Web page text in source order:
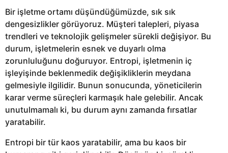
Bir işletme ortamı düşündüğümüzde, sık sık
dengesizlikler görüyoruz. Müşteri talepleri, piyasa
trendleri ve teknolojik gelişmeler sürekli değişiyor. Bu
durum, işletmelerin esnek ve duyarlı olma
zorunluluğunu doğuruyor. Entropi, işletmenin iç
işleyişinde beklenmedik değişikliklerin meydana
gelmesiyle ilgilidir. Bunun sonucunda, yöneticilerin
karar verme süreçleri karmaşık hale gelebilir. Ancak
unutulmamalı ki, bu durum aynı zamanda fırsatlar
yaratabilir.
Entropi bir tür kaos yaratabilir, ama bu kaos bir